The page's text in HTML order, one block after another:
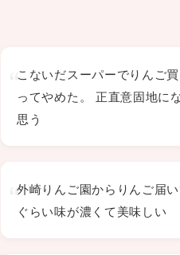
こないだスーパーでりんご
ってやめた。 正直意固地に
思う
外崎りんご園からりんご届
ぐらい味が濃くて美味しい